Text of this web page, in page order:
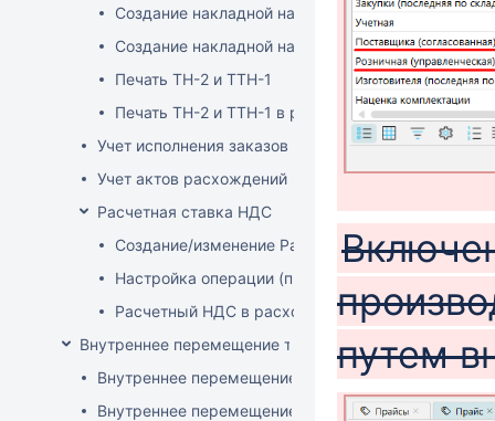
Создание накладной на основе заказа
Создание накладной на основе документа ТСД
Печать ТН-2 и ТТН-1
Печать ТН-2 и ТТН-1 в розничных ценах
Учет исполнения заказов на продажу
Учет актов расхождений при отгрузке товара
Расчетная ставка НДС
Создание/изменение Расчетной ставки НДС
Настройка операции (продажа)
Расчетный НДС в расходных документах
Внутреннее перемещение товаров
Внутреннее перемещение через документ
Внутреннее перемещение через накладные (РБ)
путем